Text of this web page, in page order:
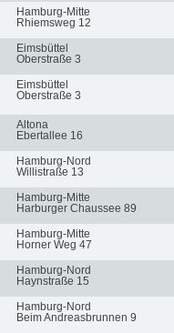
Hamburg-Mitte
Rhiemsweg 12
Eimsbüttel
Oberstraße 3
Eimsbüttel
Oberstraße 3
Altona
Ebertallee 16
Hamburg-Nord
Willistraße 13
Hamburg-Mitte
Harburger Chaussee 89
Hamburg-Mitte
Horner Weg 47
Hamburg-Nord
Haynstraße 15
Hamburg-Nord
Beim Andreasbrunnen 9